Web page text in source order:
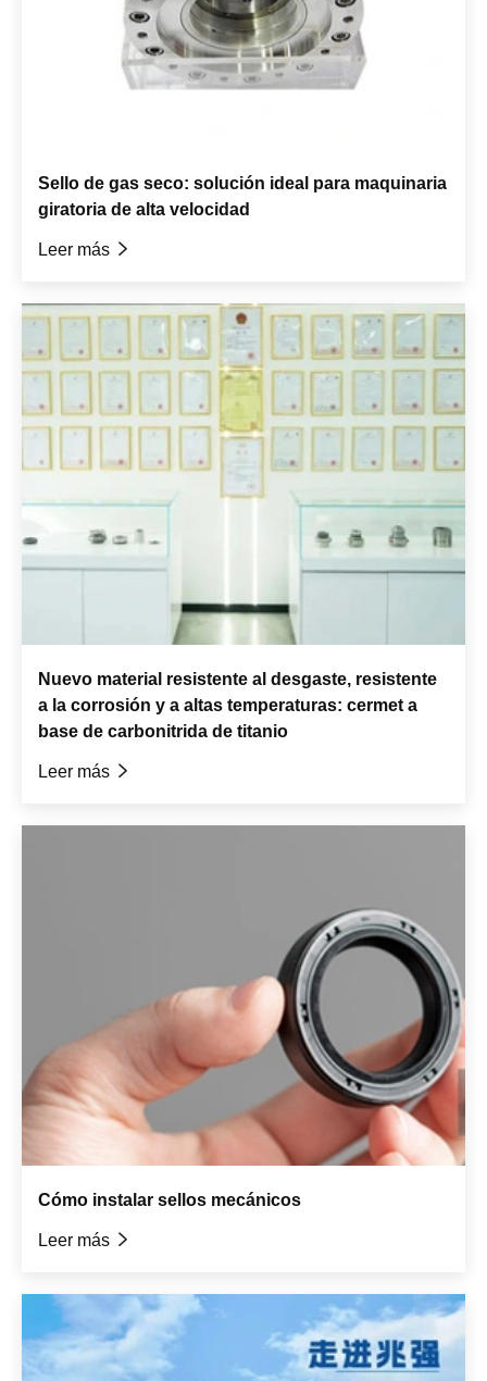
Sello de gas seco: solución ideal para maquinaria
giratoria de alta velocidad
Leer más 
Nuevo material resistente al desgaste, resistente
a la corrosión y a altas temperaturas: cermet a
base de carbonitrida de titanio
Leer más 
Cómo instalar sellos mecánicos
Leer más 